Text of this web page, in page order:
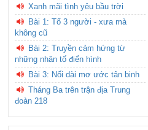
Xanh mãi tình yêu bầu trời
Bài 1: Tổ 3 người - xưa mà
không cũ
Bài 2: Truyền cảm hứng từ
những nhân tố điển hình
Bài 3: Nối dài mơ ước tân binh
Tháng Ba trên trận địa Trung
đoàn 218